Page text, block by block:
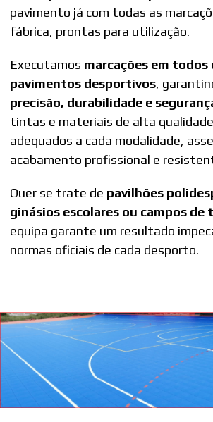
pavimento já com todas as
fábrica, prontas para utilização.
Executamos marcações em todos
pavimentos desportivos,
precisão, durabilidade e
tintas e materiais de alta
adequados a cada modalidade,
acabamento profissional e
Quer se trate de pavilhões
ginásios escolares ou campos de
equipa garante um resultado
normas oficiais de cada desporto.